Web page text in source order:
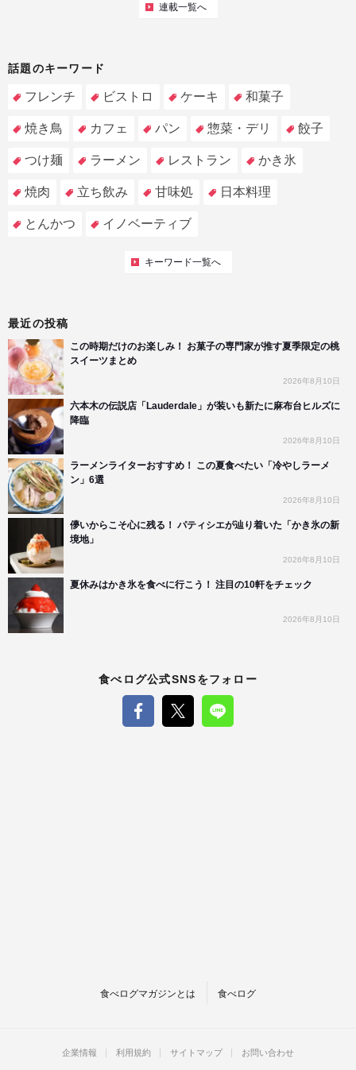
連載一覧へ
話題のキーワード
フレンチ ビストロ ケーキ 和菓子
焼き鳥 カフェ パン 惣菜・デリ 餃子
つけ麺 ラーメン レストラン かき氷
焼肉 立ち飲み 甘味処 日本料理
とんかつ イノベーティブ
キーワード一覧へ
最近の投稿
この時期だけのお楽しみ！ お菓子の専門家が推す夏季限定の桃
スイーツまとめ
2026年8月10日
六本木の伝説店「Lauderdale」が装いも新たに麻布台ヒルズに
降臨
2026年8月10日
ラーメンライターおすすめ！ この夏食べたい「冷やしラーメ
ン」6選
2026年8月10日
儚いからこそ心に残る！ パティシエが辿り着いた「かき氷の新
境地」
2026年8月10日
夏休みはかき氷を食べに行こう！ 注目の10軒をチェック
2026年8月10日
食べログ公式SNSをフォロー
食べログマガジンとは 食べログ
企業情報 利用規約 サイトマップ お問い合わせ